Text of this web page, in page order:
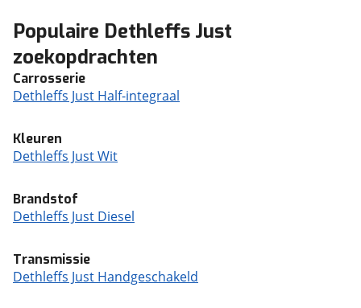
Populaire Dethleffs Just
zoekopdrachten
Carrosserie
Dethleffs Just Half-integraal
Kleuren
Dethleffs Just Wit
Brandstof
Dethleffs Just Diesel
Transmissie
Dethleffs Just Handgeschakeld